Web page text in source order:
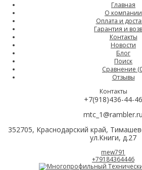
Главная
О компании
Оплата и
Гарантия и
Контакты
Новости
Блог
Поиск
Сравнение (
Отзывы
Контакты
+7(918)436-44-46
mtc_1@rambler.ru
352705, Краснодарский край,
ул.Книги, д.27
mew791
+79184364446